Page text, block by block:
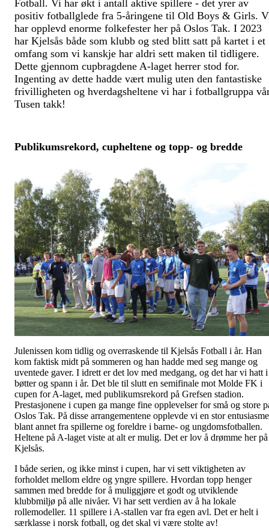
Fotball. Vi har økt i antall aktive spillere - det yrer av
positiv fotballglede fra 5-åringene til Old Boys & Girls.
har opplevd enorme folkefester her på Oslos Tak. I 2023
har Kjelsås både som klubb og sted blitt satt på kartet i et
omfang som vi kanskje har aldri sett maken til tidligere.
Dette gjennom cupbragdene A-laget herrer stod for.
Ingenting av dette hadde vært mulig uten den fantastiske
frivilligheten og hverdagsheltene vi har i fotballgruppa
Tusen takk!
Publikumsrekord, cupheltene og topp- og bredde
Julenissen kom tidlig og overraskende til Kjelsås Fotball i år. Han
kom faktisk midt på sommeren og han hadde med seg mange og
uventede gaver. I idrett er det lov med medgang, og det har vi hatt i
bøtter og spann i år. Det ble til slutt en semifinale mot Molde FK i
cupen for A-laget, med publikumsrekord på Grefsen stadion.
Prestasjonene i cupen ga mange fine opplevelser for små og store
Oslos Tak. På disse arrangementene opplevde vi en stor
blant annet fra spillerne og foreldre i barne- og ungdomsfotballen.
Heltene på A-laget viste at alt er mulig. Det er lov å drømme her på
Kjelsås.
I både serien, og ikke minst i cupen, har vi sett viktigheten av
forholdet mellom eldre og yngre spillere. Hvordan topp henger
sammen med bredde for å muliggjøre et godt og utviklende
klubbmiljø på alle nivåer. Vi har sett verdien av å ha lokale
rollemodeller. 11 spillere i A-stallen var fra egen avl. Det er helt i
særklasse i norsk fotball, og det skal vi være stolte av!